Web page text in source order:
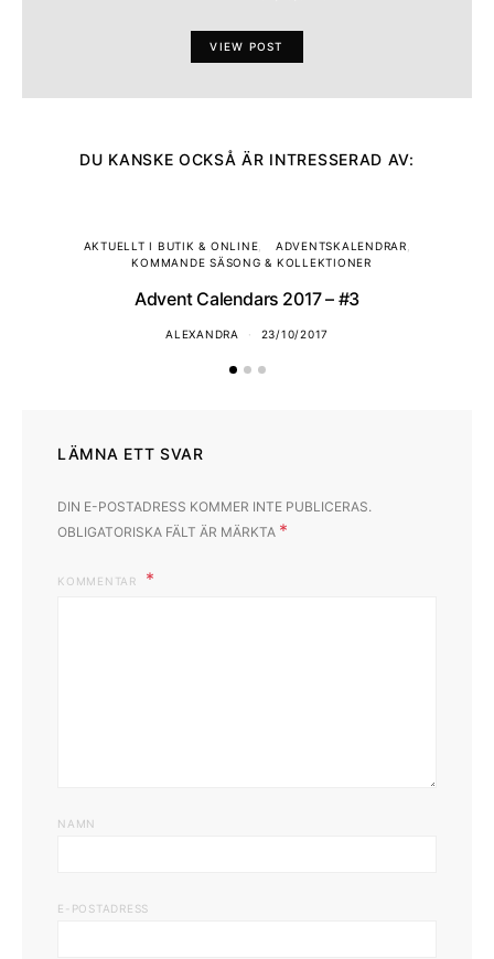
VIEW POST
DU KANSKE OCKSÅ ÄR INTRESSERAD AV:
AKTUELLT I BUTIK & ONLINE
ADVENTSKALENDRAR
KOMMANDE SÄSONG & KOLLEKTIONER
Advent Calendars 2017 – #3
ALEXANDRA 23/10/2017
LÄMNA ETT SVAR
DIN E-POSTADRESS KOMMER INTE PUBLICERAS.
OBLIGATORISKA FÄLT ÄR MÄRKTA *
KOMMENTAR
NAMN
E-POSTADRESS